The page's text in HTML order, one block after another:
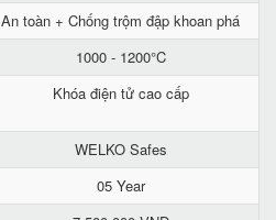
An toàn + Chống trộm đập khoan phá
1000 - 1200°C
Khóa điện tử cao cấp
WELKO Safes
05 Year